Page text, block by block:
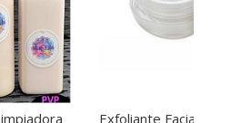
Exfoliante Facial Piel